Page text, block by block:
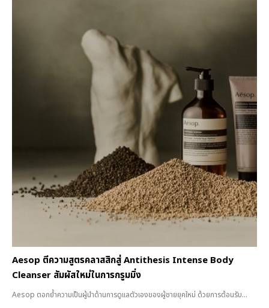
Aesop ตีความสูตรคลาสสิกสู่ Antithesis Intense Body
Cleanser สัมผัสใหม่ในการกรูมมิ่ง
Aesop ตอกย้ำความเป็นผู้นำด้านการดูแลตัวเองของผู้ชายยุคใหม่ ด้วยการต้อนรับ...